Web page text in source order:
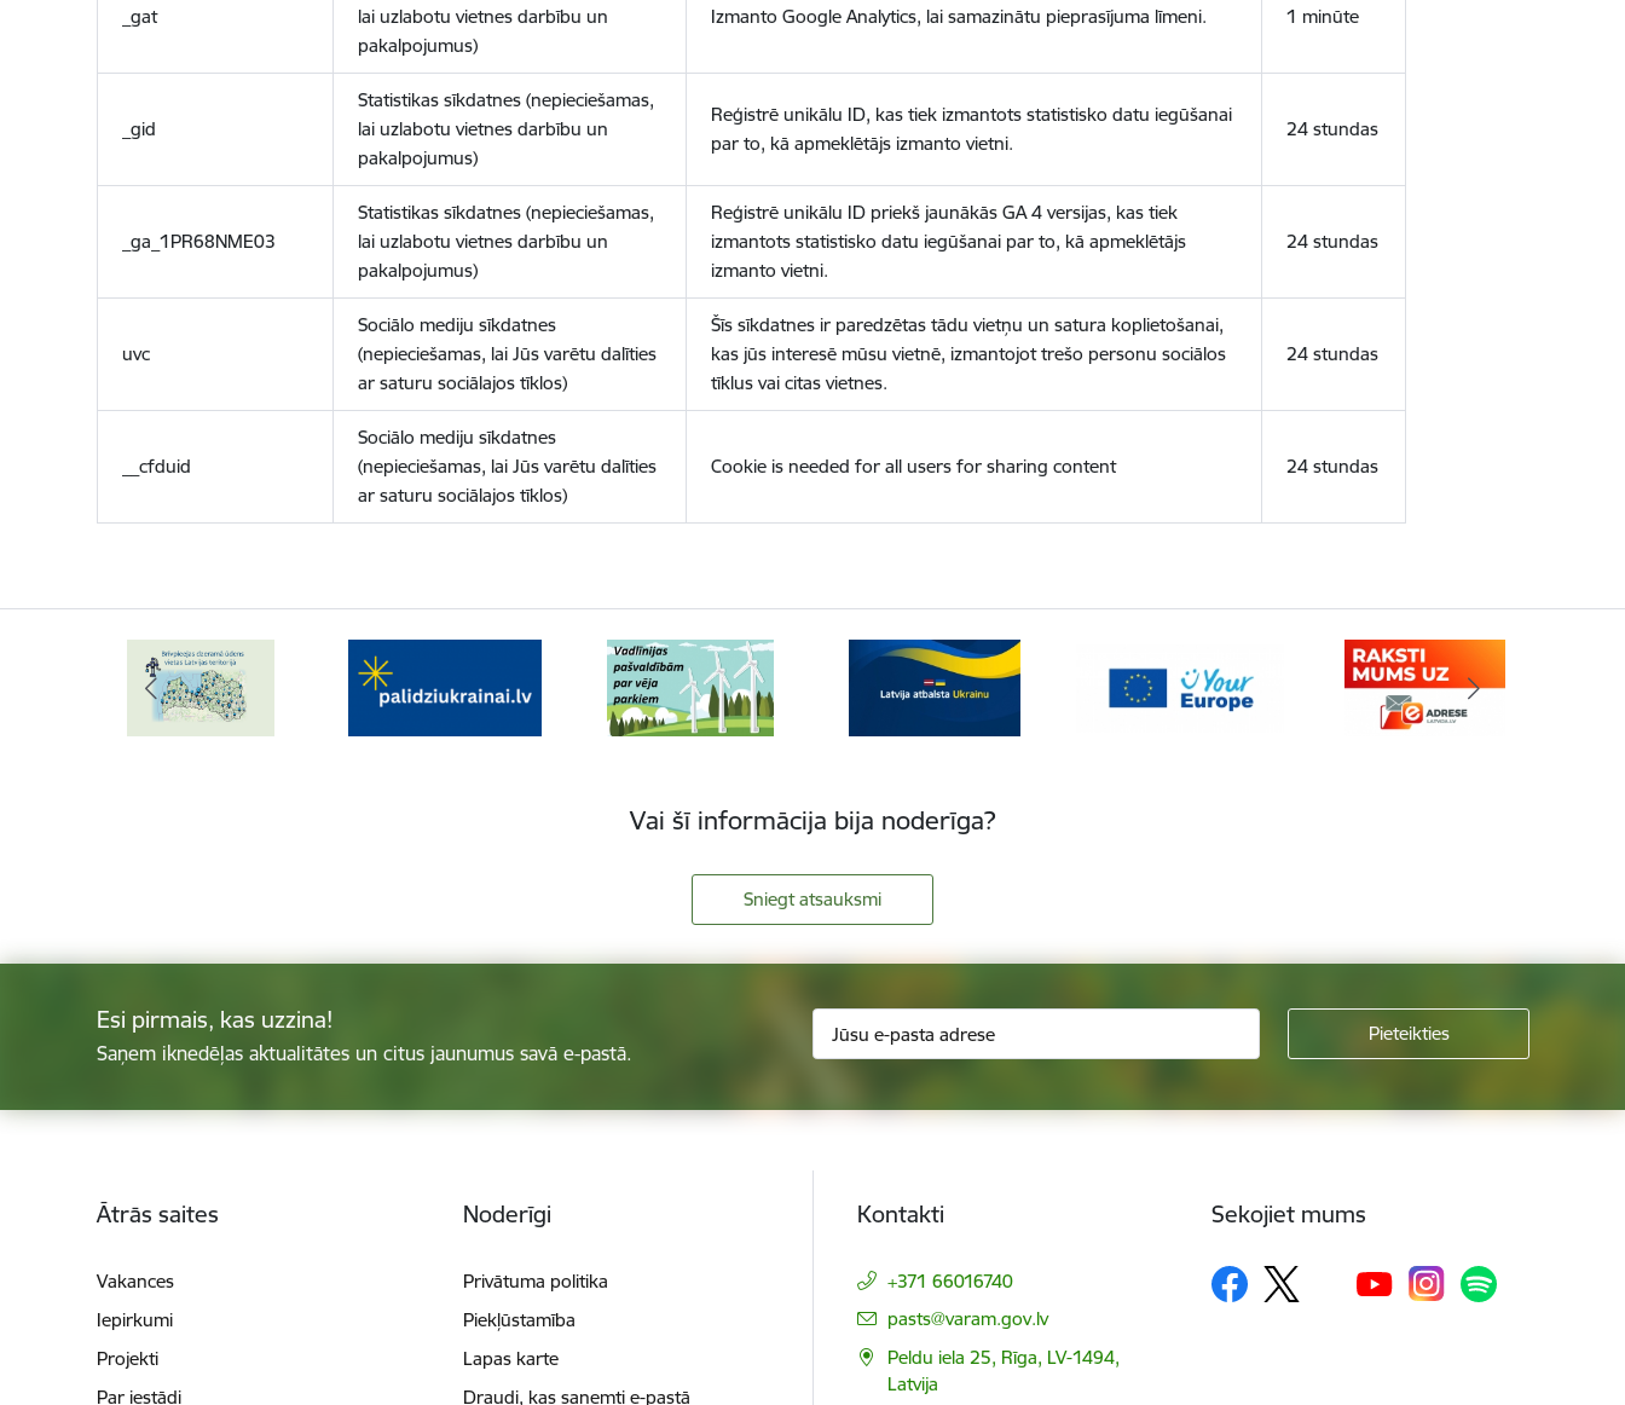
_gat
lai uzlabotu vietnes darbību un
pakalpojumus)
Izmanto Google Analytics, lai samazinātu pieprasījuma līmeni. 1 minūte
_gid
Statistikas sīkdatnes (nepieciešamas,
lai uzlabotu vietnes darbību un
pakalpojumus)
Reģistrē unikālu ID, kas tiek izmantots statistisko datu iegūšanai
par to, kā apmeklētājs izmanto vietni.
24 stundas
_ga_1PR68NME03
Statistikas sīkdatnes (nepieciešamas,
lai uzlabotu vietnes darbību un
pakalpojumus)
Reģistrē unikālu ID priekš jaunākās GA 4 versijas, kas tiek
izmantots statistisko datu iegūšanai par to, kā apmeklētājs
izmanto vietni.
24 stundas
uvc
Sociālo mediju sīkdatnes
(nepieciešamas, lai Jūs varētu dalīties
ar saturu sociālajos tīklos)
Šīs sīkdatnes ir paredzētas tādu vietņu un satura koplietošanai,
kas jūs interesē mūsu vietnē, izmantojot trešo personu sociālos
tīklus vai citas vietnes.
24 stundas
__cfduid
Sociālo mediju sīkdatnes
(nepieciešamas, lai Jūs varētu dalīties
ar saturu sociālajos tīklos)
Cookie is needed for all users for sharing content 24 stundas
Vai šī informācija bija noderīga?
Sniegt atsauksmi
Esi pirmais, kas uzzina!
Saņem iknedēļas aktualitātes un citus jaunumus savā e-pastā.
Ātrās saites
Vakances
Iepirkumi
Projekti
Par iestādi
Noderīgi
Privātuma politika
Piekļūstamība
Lapas karte
Draudi, kas saņemti e-pastā
Kontakti
+371 66016740
E-pasts:
pasts@varam.gov.lv
Peldu iela 25, Rīga, LV-1494,
Latvija
Sekojiet mums